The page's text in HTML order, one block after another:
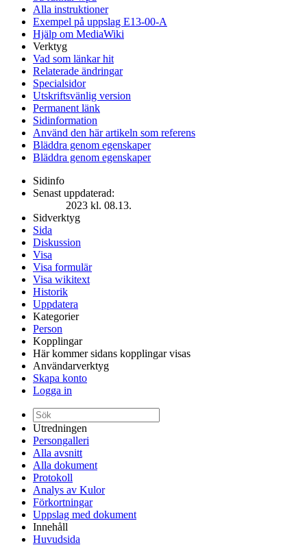
Alla instruktioner
Exempel på uppslag E13-00-A
Hjälp om MediaWiki
Verktyg
Vad som länkar hit
Relaterade ändringar
Specialsidor
Utskriftsvänlig version
Permanent länk
Sidinformation
Använd den här artikeln som referens
Bläddra genom egenskaper
Bläddra genom egenskaper
Sidinfo
Senast uppdaterad:
2023 kl. 08.13.
Sidverktyg
Sida
Diskussion
Visa
Visa formulär
Visa wikitext
Historik
Uppdatera
Kategorier
Person
Kopplingar
Här kommer sidans kopplingar visas
Användarverktyg
Skapa konto
Logga in
Utredningen
Persongalleri
Alla avsnitt
Alla dokument
Protokoll
Analys av Kulor
Förkortningar
Uppslag med dokument
Innehåll
Huvudsida